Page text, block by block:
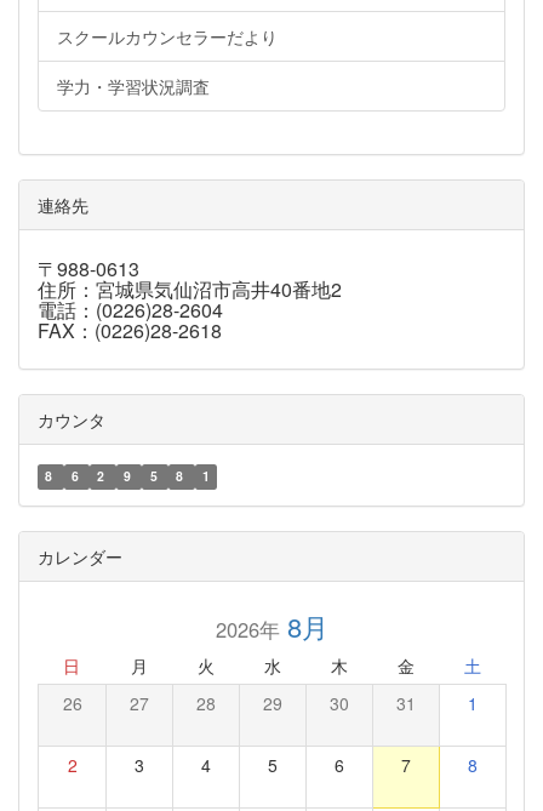
スクールカウンセラーだより
学力・学習状況調査
連絡先
〒988-0613
住所：宮城県気仙沼市高井40番地2
電話：(0226)28-2604
FAX：(0226)28-2618
カウンタ
8 6 2 9 5 8 1
カレンダー
2026年8月
日 月 火 水 木 金 土
26 27 28 29 30 31 1
2 3 4 5 6 7 8